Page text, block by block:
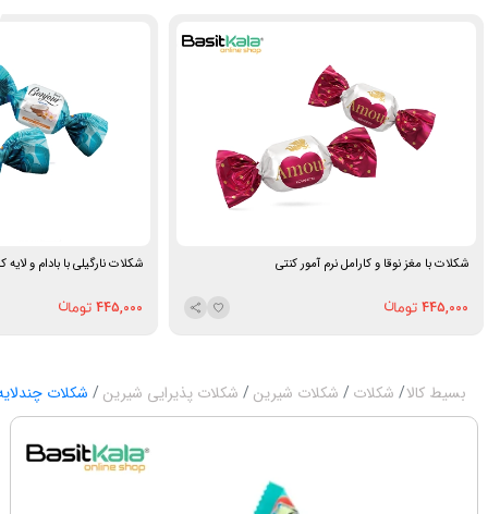
شکلات با مغز نوقا و کارامل نرم آمور کنتی
445,000
شکلات نارگیلی با بادام و لایه
445,000
بسیط کالا شکلات شکلات شیرین شکلات پذیرایی شیرین شکلات